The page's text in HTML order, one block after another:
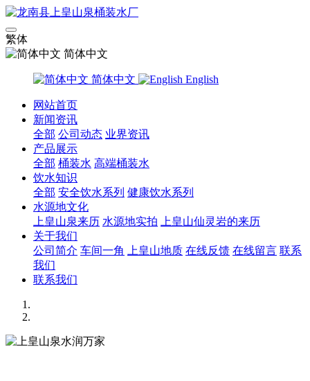
繁体
简体中文
简体中文 English
网站首页
新闻资讯
全部 公司动态 业界资讯
产品展示
全部 桶装水 高端桶装水
饮水知识
全部 安全饮水系列 健康饮水系列
水源地文化
上皇山泉来历 水源地实拍
上皇山仙灵岩的来历
关于我们
公司简介 车间一角 上皇山地质 在线反馈 在线留言 联系
我们
联系我们